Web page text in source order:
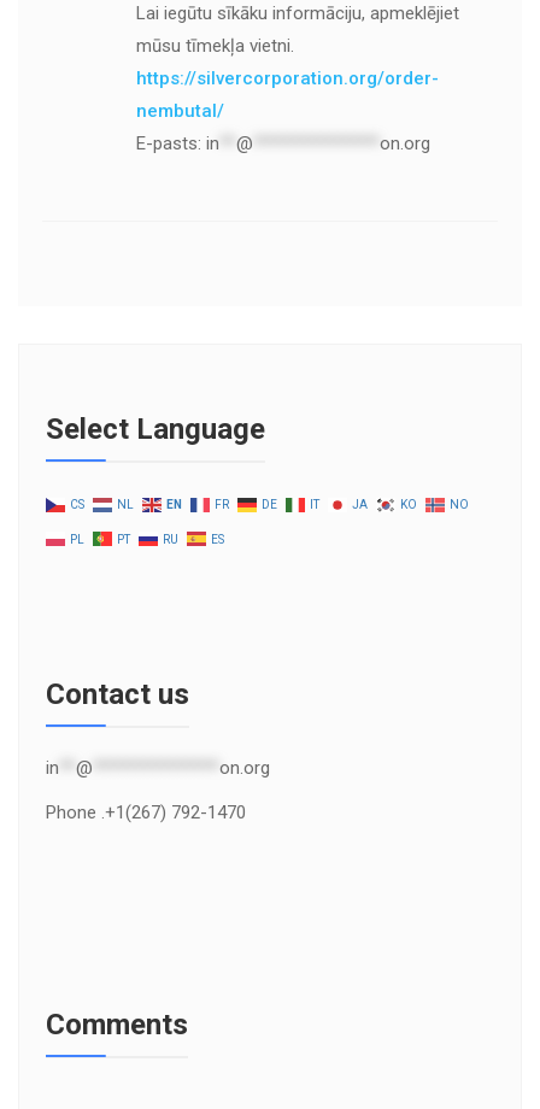
Lai iegūtu sīkāku informāciju, apmeklējiet
mūsu tīmekļa vietni.
https://silvercorporation.org/order-
nembutal/
E-pasts: in @ on.org
Select Language
CS NL EN FR DE IT JA KO NO
PL PT RU ES
Contact us
in @ on.org
Phone .+1(267) 792-1470
Comments